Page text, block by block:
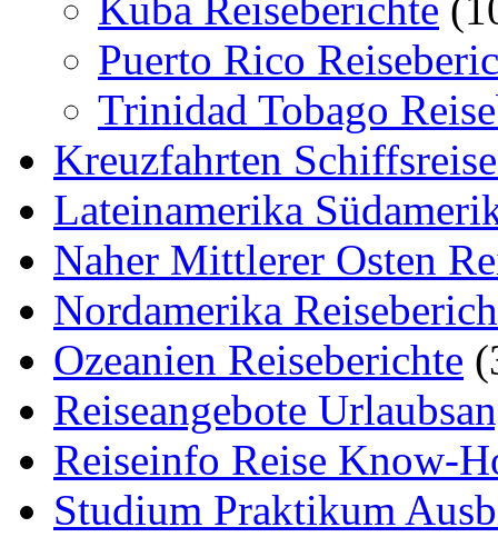
Kuba Reiseberichte
Puerto Rico
Trinidad Tobago
Kreuzfahrten
Lateinamerika
Naher Mittlerer Osten
Nordamerika
Ozeanien Reiseberichte
Reiseangebote
Reiseinfo Reise Know-
Studium Praktikum